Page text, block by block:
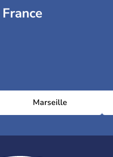
Marseille